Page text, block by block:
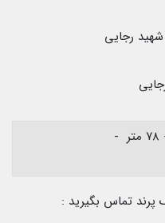
پرند تماس بگیرید :